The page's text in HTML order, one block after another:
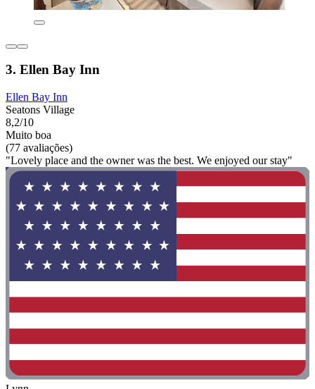
3. Ellen Bay Inn
Ellen Bay Inn
Seatons Village
8,2/10
Muito boa
(77 avaliações)
"Lovely place and the owner was the best. We enjoyed our stay"